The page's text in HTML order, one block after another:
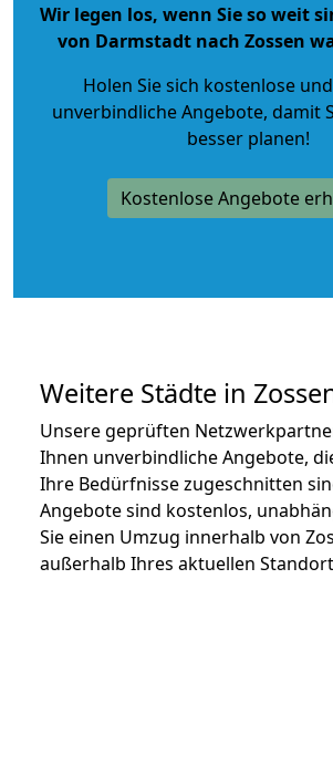
Wir legen los, wenn Sie so weit
von Darmstadt nach Zossen
Holen Sie sich kostenlose
unverbindliche Angebote, damit
besser planen!
Kostenlose Angebote
Weitere Städte in
Unsere geprüften
Ihnen unverbindliche Angebote,
Ihre Bedürfnisse zugeschnitten
Angebote sind kostenlos,
Sie einen Umzug innerhalb von
außerhalb Ihres aktuellen